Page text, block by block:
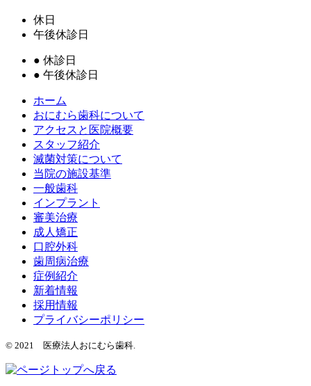
休日
午後休診日
● 休診日
● 午後休診日
ホーム
おにむら歯科について
アクセスと医院概要
スタッフ紹介
滅菌対策について
当院の施設基準
一般歯科
インプラント
審美治療
成人矯正
口腔外科
歯周病治療
症例紹介
新着情報
採用情報
プライバシーポリシー
© 2021 医療法人おにむら歯科.